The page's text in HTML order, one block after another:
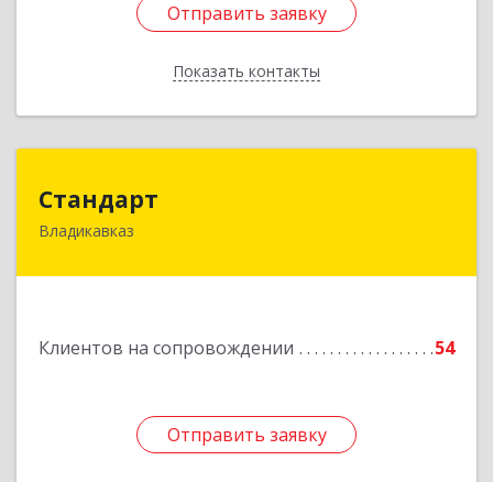
Отправить заявку
Показать контакты
Отправить заявку
Назад
Стандарт
Владикавказ
Клиентов на сопровождении 54
Отправить заявку
362025, Северная Осетия - Алания Респ,
Подробнее
Отправить заявку